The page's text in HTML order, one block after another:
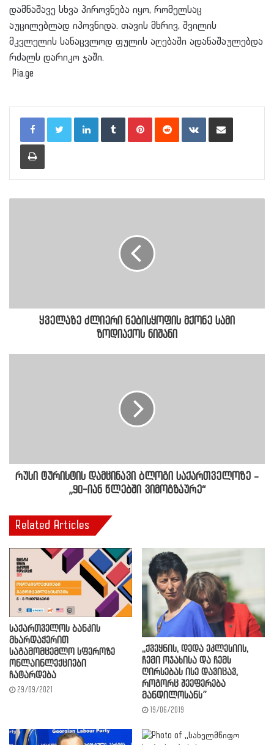
დამნაშავე სხვა პიროვნება იყო, რომელსაც
აუცილებლად იპოვნიდა. თავის მხრივ, შვილის
მკვლელის სანაცვლოდ ფულის აღებაში ადანაშაულებდა
რძალს დარიკო ჯაში.
Pia.ge
LinkedInTumblr PinterestReddit VKontakteShare via Email
Print
ყველაზე ძლიერი ნებისყოფის მქონე სამი
ზოდიაქოს ნიშანი
რუსი ტურისტის დამცინავი ბლოგი საქართველოზე –
„90-იან წლებში ვიმოგზაურე“
Related Articles
საქართველოს ბანკის
მხარდაჭერით
საგამომცემლო სფეროზე
ონლაინლექციები
ჩატარდება
29/09/2021
,,ქვეყნის, დედა ეკლესიის,
ჩემი ოჯახისა და ჩემს
ღირსებას ისე დავიცავ,
როგორც შეეფერება
მანდილოსანს”
19/06/2019